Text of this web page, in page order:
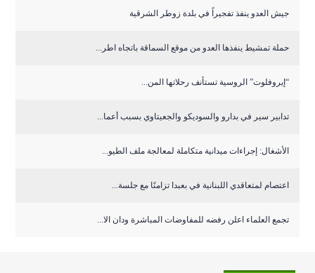
جيش العدو ينفذ تفجيراً في بلدة زوطر الشرقية
حملة تمشيط ينفذها العدو من موقع السماقة باتجاه اطر...
“إيروفلوت” الروسية تستأنف رحلاتها المن...
تدابير سير في بدارو والسوديكو والجعيتاوي بسبب أعما...
الأشغال: إجراءات ميدانية متكاملة لمعالجة ملف الطيو...
اعتصام لمتعاقدي اللبنانية في بعبدا تزامنًا مع جلسة...
تجمع العلماء اعلن رفضه للمفاوضات المباشرة ودان الا...